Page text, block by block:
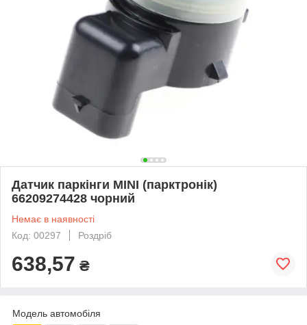
Датчик паркінги MINI (парктронік)
66209274428 чорний
Немає в наявності
Код: 00297
Роздріб
638,57 ₴
Модель автомобіля